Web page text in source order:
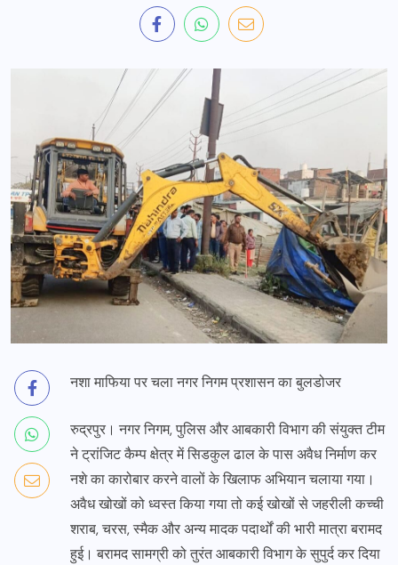
नशा माफिया पर चला नगर निगम प्रशासन का बुलडोजर
रुद्रपुर। नगर निगम, पुलिस और आबकारी विभाग की संयुक्त टीम
ने ट्रांजिट कैम्प क्षेत्र में सिडकुल ढाल के पास अवैध निर्माण कर
नशे का कारोबार करने वालों के खिलाफ अभियान चलाया गया।
अवैध खोखों को ध्वस्त किया गया तो कई खोखों से जहरीली कच्ची
शराब, चरस, स्मैक और अन्य मादक पदार्थों की भारी मात्रा बरामद
हुई। बरामद सामग्री को तुरंत आबकारी विभाग के सुपुर्द कर दिया